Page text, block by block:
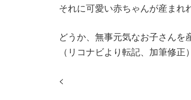
それに可愛い赤ちゃんが産まれ
どうか、無事元気なお子さんを
（リコナビより転記、加筆修正）
<